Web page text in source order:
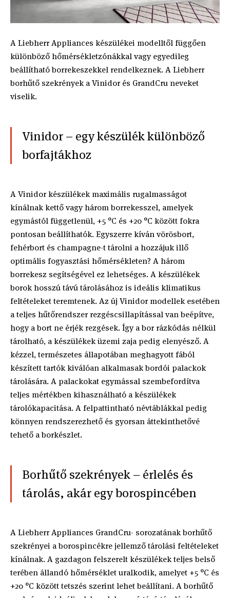
A Liebherr Appliances készülékei modelltől függően
különböző hőmérsékletzónákkal vagy egyedileg
beállítható borrekeszekkel rendelkeznek. A Liebherr
borhűtő szekrények a Vinidor és GrandCru neveket
viselik.
Vinidor – egy készülék különböző
borfajtákhoz
A Vinidor készülékek maximális rugalmasságot
kínálnak kettő vagy három borrekesszel, amelyek
egymástól függetlenül, +5 °C és +20 °C között fokra
pontosan beállíthatók. Egyszerre kíván vörösbort,
fehérbort és champagne-t tárolni a hozzájuk illő
optimális fogyasztási hőmérsékleten? A három
borrekesz segítségével ez lehetséges. A készülékek
borok hosszú távú tárolásához is ideális klimatikus
feltételeket teremtenek. Az új Vinidor modellek esetében
a teljes hűtőrendszer rezgéscsillapítással van beépítve,
hogy a bort ne érjék rezgések. Így a bor rázkódás nélkül
tárolható, a készülékek üzemi zaja pedig elenyésző. A
kézzel, természetes állapotában meghagyott fából
készített tartók kiválóan alkalmasak bordói palackok
tárolására. A palackokat egymással szembefordítva
teljes mértékben kihasználható a készülékek
tárolókapacitása. A felpattintható névtáblákkal pedig
könnyen rendszerezhető és gyorsan áttekinthetővé
tehető a borkészlet.
Borhűtő szekrények – érlelés és
tárolás, akár egy borospincében
A Liebherr Appliances GrandCru- sorozatának borhűtő
szekrényei a borospincékre jellemző tárolási feltételeket
kínálnak. A gazdagon felszerelt készülékek teljes belső
terében állandó hőmérséklet uralkodik, amelyet +5 °C és
+20 °C között tetszés szerint lehet beállítani. A borhűtő